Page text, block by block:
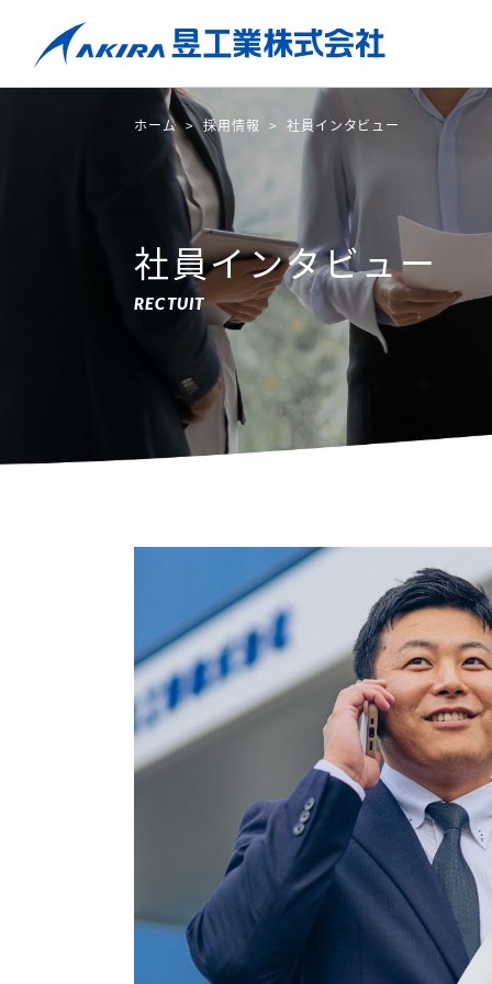
ホーム 採用情報 社員インタビュー
社員インタビュー